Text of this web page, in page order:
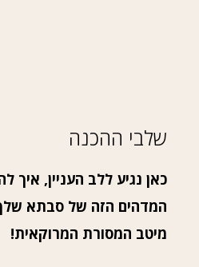
שלבי ההכנה
כאן נגיע ללב העניין, איך להכין
המדהים הזה של סבתא שלך,
מיטב המסורת המרוקאית!